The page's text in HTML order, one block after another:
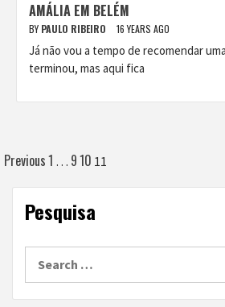
AMÁLIA EM BELÉM
BY PAULO RIBEIRO 16 YEARS AGO
Já não vou a tempo de recomendar
terminou, mas aqui fica
Posts
navigation
Previous1 … 910 11
Pesquisa